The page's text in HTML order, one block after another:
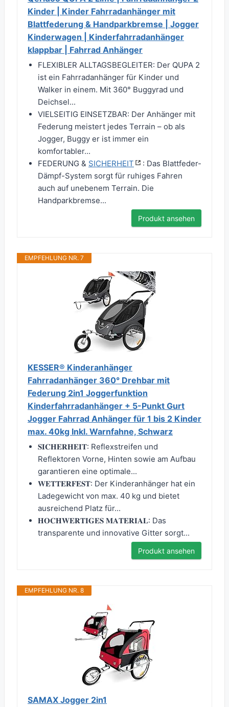
Kinder | Kinder Fahrradanhänger mit
Blattfederung & Handparkbremse | Jogger
Kinderwagen | Kinderfahrradanhänger
klappbar | Fahrrad Anhänger
FLEXIBLER ALLTAGSBEGLEITER: Der QUPA 2
ist ein Fahrradanhänger für Kinder und
Walker in einem. Mit 360° Buggyrad und
Deichsel...
VIELSEITIG EINSETZBAR: Der Anhänger mit
Federung meistert jedes Terrain – ob als
Jogger, Buggy er ist immer ein
komfortabler...
FEDERUNG & SICHERHEIT
: Das Blattfeder-
Dämpf-System sorgt für ruhiges Fahren
auch auf unebenem Terrain. Die
Handparkbremse...
Produkt ansehen
EMPFEHLUNG NR. 7
KESSER® Kinderanhänger
Fahrradanhänger 360° Drehbar mit
Federung 2in1 Joggerfunktion
Kinderfahrradanhänger + 5-Punkt Gurt
Jogger Fahrrad Anhänger für 1 bis 2 Kinder
max. 40kg Inkl. Warnfahne, Schwarz
𝐒𝐈𝐂𝐇𝐄𝐑𝐇𝐄𝐈𝐓: Reflexstreifen und
Reflektoren Vorne, Hinten sowie am Aufbau
garantieren eine optimale...
𝐖𝐄𝐓𝐓𝐄𝐑𝐅𝐄𝐒𝐓: Der Kinderanhänger hat ein
Ladegewicht von max. 40 kg und bietet
ausreichend Platz für...
𝐇𝐎𝐂𝐇𝐖𝐄𝐑𝐓𝐈𝐆𝐄𝐒 𝐌𝐀𝐓𝐄𝐑𝐈𝐀𝐋: Das
transparente und innovative Gitter sorgt...
Produkt ansehen
EMPFEHLUNG NR. 8
SAMAX Jogger 2in1